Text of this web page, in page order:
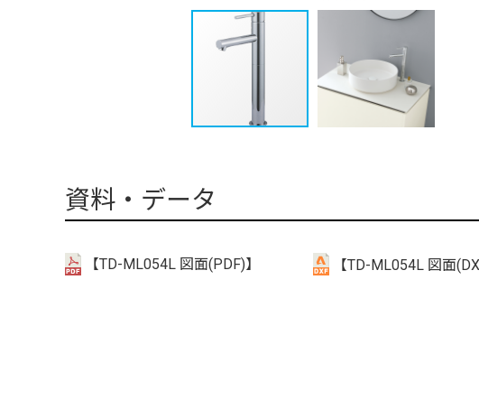
資料・データ
【TD-ML054L 図面(PDF)】 【TD-ML054L 図面